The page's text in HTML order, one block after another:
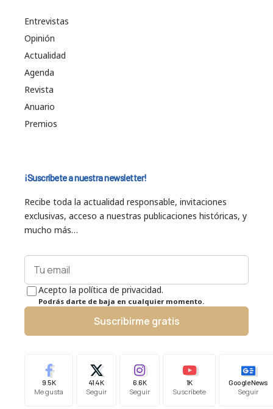
Entrevistas
Opinión
Actualidad
Agenda
Revista
Anuario
Premios
¡Suscríbete a nuestra newsletter!
Recibe toda la actualidad responsable, invitaciones
exclusivas, acceso a nuestras publicaciones históricas, y
mucho más…
Acepto la política de privacidad.
Podrás darte de baja en cualquier momento.
Suscribirme gratis
9.5K
Me gusta
41.4K
Seguir
6.6K
Seguir
1K
Suscríbete
Google News
Seguir